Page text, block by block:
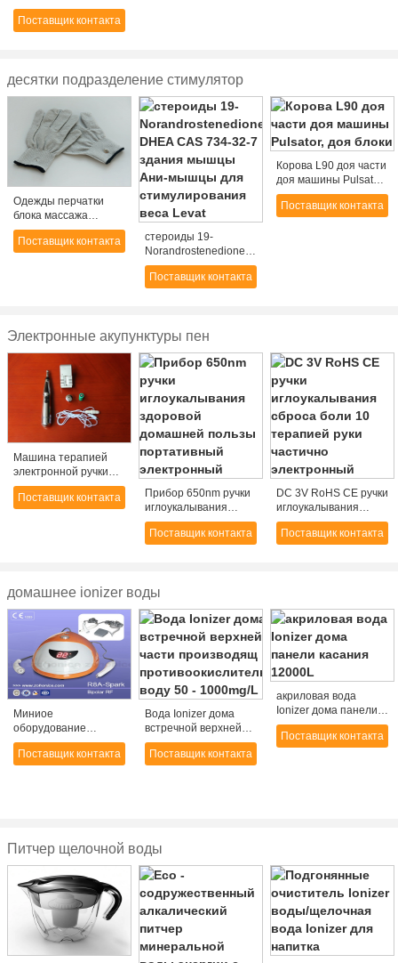
нейтрализатора
давления
электропитанием HV
Поставщик контакта
десятки подразделение стимулятор
Одежды перчатки
блока массажа
дешевых 10 цены
лицевые при
Поставщик контакта
стероиды 19-
Norandrostenedione
DHEA CAS 734-32-7
здания мышцы Ани-
Поставщик контакта
Корова L90 доя части
доя машины Pulsator,
доя блоки
Поставщик контакта
Электронные акупунктуры пен
Машина терапией
электронной ручки
иглоукалывания
электрическая для
Поставщик контакта
Прибор 650nm ручки
иглоукалывания
здоровой домашней
пользы портативный
Поставщик контакта
DC 3V RoHS CE ручки
иглоукалывания
сброса боли 10
терапией руки
Поставщик контакта
домашнее ionizer воды
Миниое
оборудование
красотки
подниматься
Поставщик контакта
Вода Ionizer дома
встречной верхней
части производящ
противоокислительн
Поставщик контакта
акриловая вода
Ionizer дома панели
касания 12000L
Поставщик контакта
Питчер щелочной воды